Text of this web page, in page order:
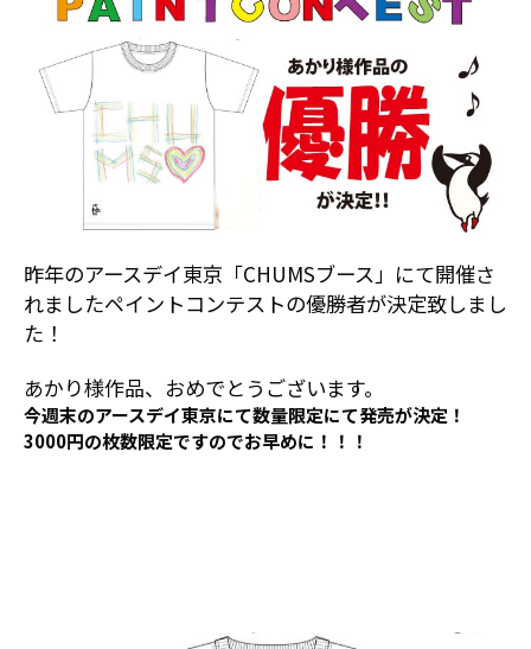
昨年のアースデイ東京「CHUMSブース」にて開催さ
れましたペイントコンテストの優勝者が決定致しまし
た！
あかり様作品、おめでとうございます。
今週末のアースデイ東京にて数量限定にて発売が決定！
3000円の枚数限定ですのでお早めに！！！